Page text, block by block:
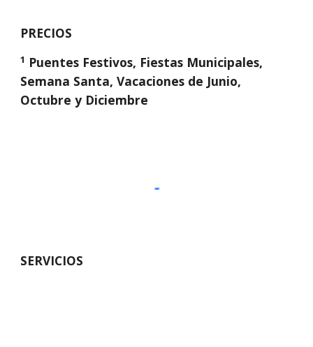
PRECIOS
1 Puentes Festivos, Fiestas Municipales,
Semana Santa, Vacaciones de Junio,
Octubre y Diciembre
SERVICIOS